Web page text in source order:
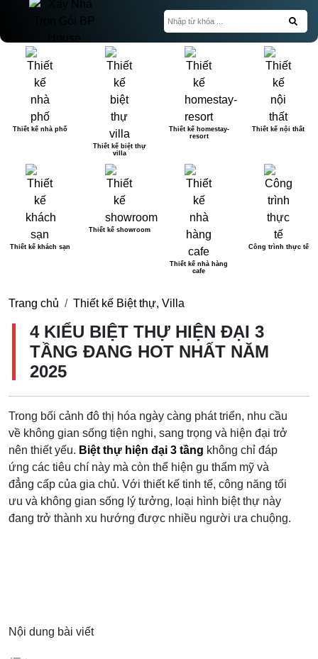
Thiết kế nhà phố
Thiết kế biệt thự
villa
Thiết kế homestay-
resort
Thiết kế nội thất
Thiết kế khách sạn
Thiết kế showroom
Thiết kế nhà hàng
cafe
Công trình thực tế
Trang chủ Thiết kế Biệt thự, Villa
4 KIỂU BIỆT THỰ HIỆN ĐẠI 3
TẦNG ĐANG HOT NHẤT NĂM
2025
Trong bối cảnh đô thị hóa ngày càng phát triển, nhu cầu
về không gian sống tiện nghi, sang trọng và hiện đại trở
nên thiết yếu. Biệt thự hiện đại 3 tầng không chỉ đáp
ứng các tiêu chí này mà còn thể hiện gu thẩm mỹ và
đẳng cấp của gia chủ. Với thiết kế tinh tế, công năng tối
ưu và không gian sống lý tưởng, loại hình biệt thự này
đang trở thành xu hướng được nhiều người ưa chuộng.
Nội dung bài viết